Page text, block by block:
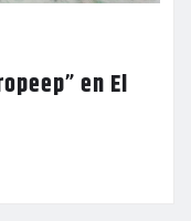
en El